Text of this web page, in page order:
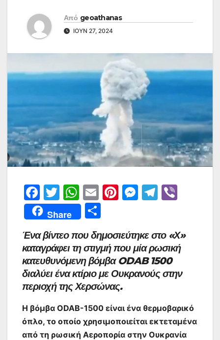
Από geoathanas
ΙΟΎΝ 27, 2024
F
a
c
e
b
o
o
k
T
w
itt
er
W
h
at
s
A
p
p
E
m
ai
l
Pi
e
st
M
s
e
n
er
T
gr
a
m
Share
ρ
α
σ
τε
ίτ
ε
Ένα βίντεο που δημοσιεύτηκε στο «Χ»
καταγράφει τη στιγμή που μία ρωσική
κατευθυνόμενη βόμβα ODAB 1500
διαλύει ένα κτίριο με Ουκρανούς στην
περιοχή της Χερσώνας.
Η βόμβα ODAB-1500 είναι ένα θερμοβαρικό
όπλο, το οποίο χρησιμοποιείται εκτεταμένα
από τη ρωσική Αεροπορία στην Ουκρανία